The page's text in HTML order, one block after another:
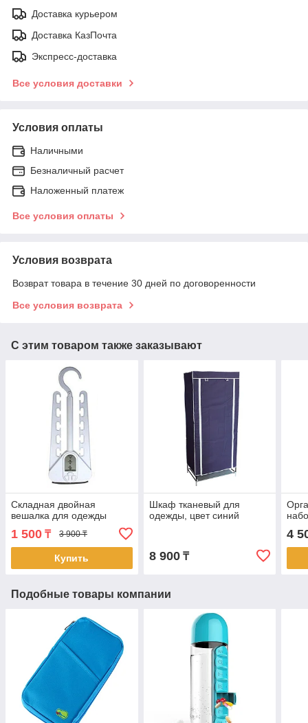
Доставка курьером
Доставка КазПочта
Экспресс-доставка
Все условия доставки
Условия оплаты
Наличными
Безналичный расчет
Наложенный платеж
Все условия оплаты
Условия возврата
Возврат товара в течение 30 дней по договоренности
Все условия возврата
С этим товаром также заказывают
Складная двойная
вешалка для одежды
1 500 ₸ 3 900 ₸
Купить
Шкаф тканевый для
одежды, цвет синий
8 900₸
4
Подобные товары компании